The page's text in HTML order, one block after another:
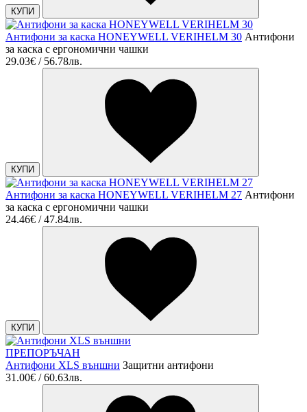
КУПИ
Антифони за каска HONEYWELL VERIHELM 30 Антифони
за каска с ергонoмични чашки
29.03€ / 56.78лв.
КУПИ
Антифони за каска HONEYWELL VERIHELM 27 Антифони
за каска с ергонoмични чашки
24.46€ / 47.84лв.
КУПИ
ПРЕПОРЪЧАН
Антифони XLS външни Защитни антифони
31.00€ / 60.63лв.